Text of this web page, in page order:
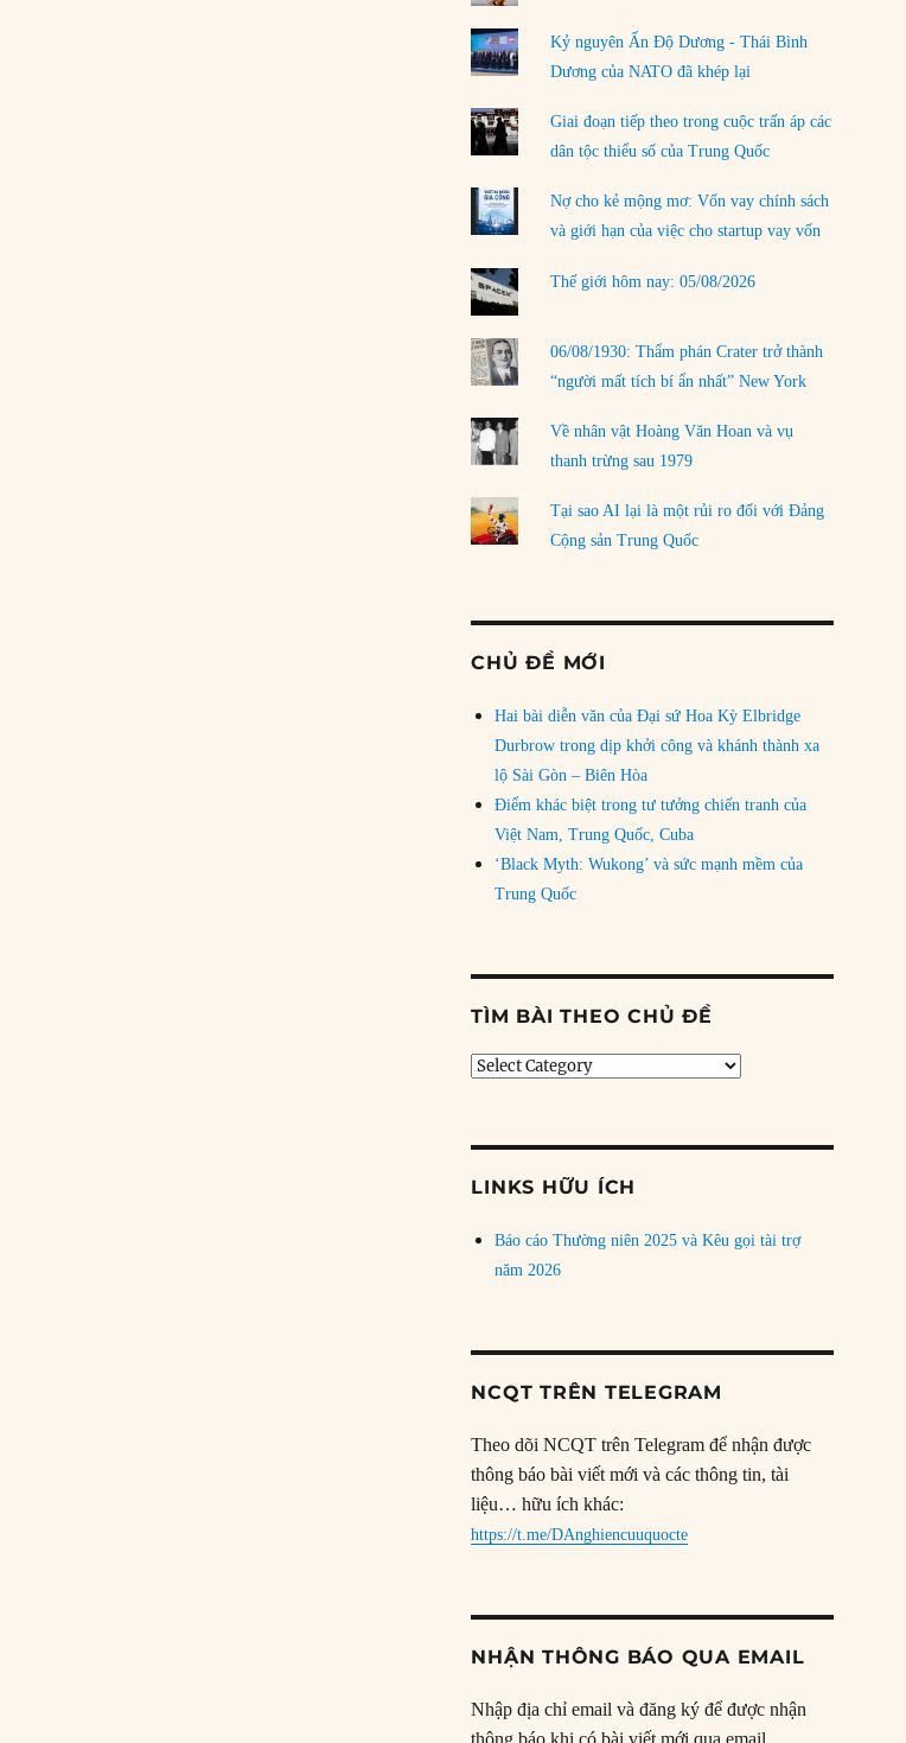
Trật tự thế giới mới: Các nước nhỏ sẽ luôn
phải chịu đựng?
LOAD MORE
Kỷ nguyên Ấn Độ Dương - Thái Bình
Dương của NATO đã khép lại
Giai đoạn tiếp theo trong cuộc trấn áp các
dân tộc thiểu số của Trung Quốc
Nợ cho kẻ mộng mơ: Vốn vay chính sách
và giới hạn của việc cho startup vay vốn
Thế giới hôm nay: 05/08/2026
06/08/1930: Thẩm phán Crater trở thành
“người mất tích bí ẩn nhất” New York
Về nhân vật Hoàng Văn Hoan và vụ
thanh trừng sau 1979
Tại sao AI lại là một rủi ro đối với Đảng
Cộng sản Trung Quốc
CHỦ ĐỀ MỚI
Hai bài diễn văn của Đại sứ Hoa Kỳ Elbridge
Durbrow trong dịp khởi công và khánh thành xa
lộ Sài Gòn – Biên Hòa
Điểm khác biệt trong tư tưởng chiến tranh của
Việt Nam, Trung Quốc, Cuba
‘Black Myth: Wukong’ và sức mạnh mềm của
Trung Quốc
TÌM BÀI THEO CHỦ ĐỀ
Tìm
LINKS HỮU ÍCH
Báo cáo Thường niên 2025 và Kêu gọi tài trợ
năm 2026
NCQT TRÊN TELEGRAM
Theo dõi NCQT trên Telegram để nhận được
thông báo bài viết mới và các thông tin, tài
liệu… hữu ích khác:
https://t.me/DAnghiencuuquocte
NHẬN THÔNG BÁO QUA EMAIL
Nhập địa chỉ email và đăng ký để được nhận